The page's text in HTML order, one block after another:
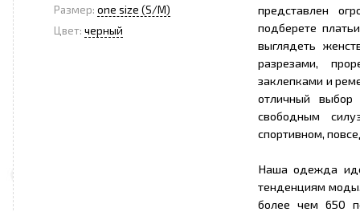
Размер: one size (S/M)
Цвет: черный
представлен
подберете
выглядеть
разрезами,
заклепками и
отличный
свободным
спортивном,
Наша одежда
тенденциям
более чем 650